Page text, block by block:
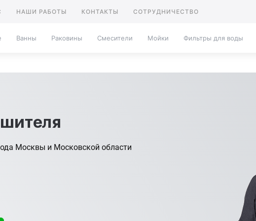
НАШИ РАБОТЫ КОНТАКТЫ СОТРУДНИЧЕСТВО
Ванны Раковины Смесители Мойки Фильтры для воды
Москвы и Московской области